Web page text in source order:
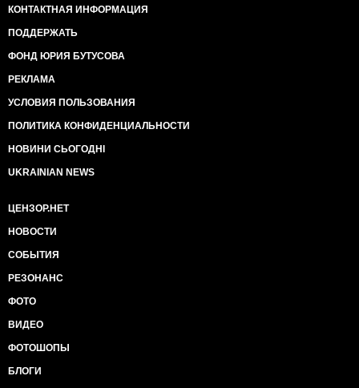
КОНТАКТНАЯ ИНФОРМАЦИЯ
ПОДДЕРЖАТЬ
ФОНД ЮРИЯ БУТУСОВА
РЕКЛАМА
УСЛОВИЯ ПОЛЬЗОВАНИЯ
ПОЛИТИКА КОНФИДЕНЦИАЛЬНОСТИ
НОВИНИ СЬОГОДНІ
UKRAINIAN NEWS
ЦЕНЗОР.НЕТ
НОВОСТИ
СОБЫТИЯ
РЕЗОНАНС
ФОТО
ВИДЕО
ФОТОШОПЫ
БЛОГИ